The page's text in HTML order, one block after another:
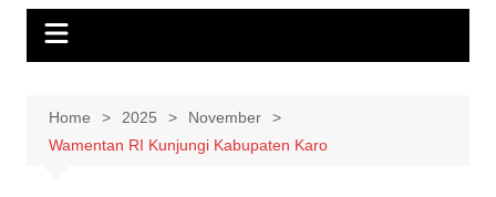
Home 2025
November
Wamentan RI Kunjungi Kabupaten Karo